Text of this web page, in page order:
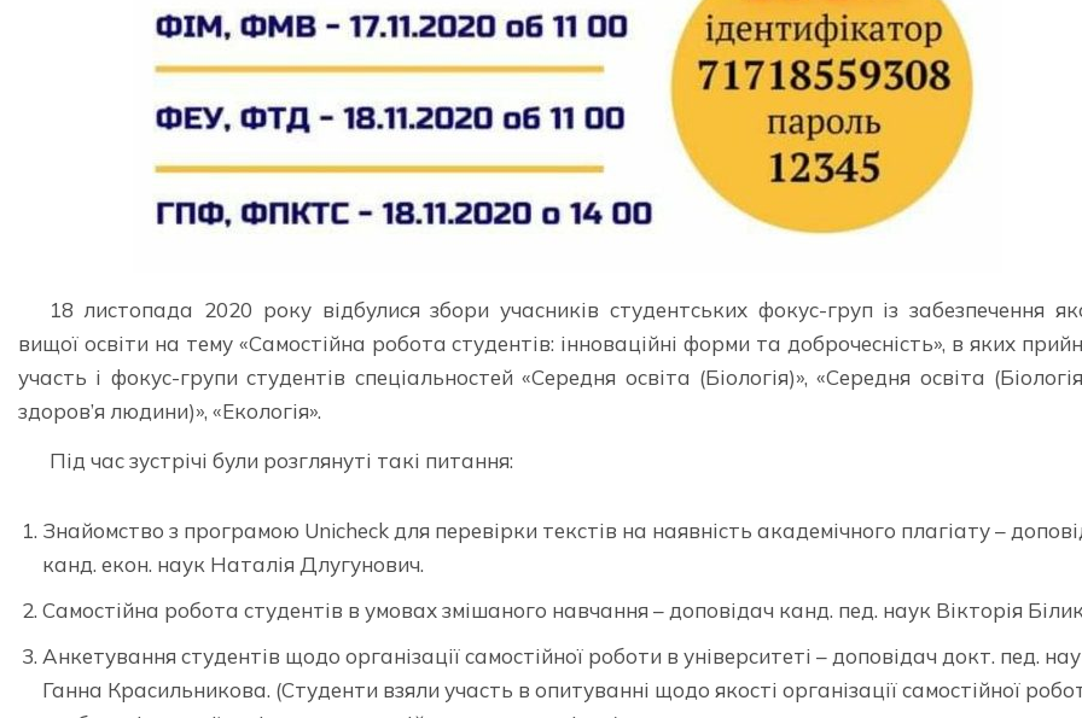
18 листопада 2020 року відбулися збори учасників студентських фокус-груп із забезпечення
вищої освіти на тему «Самостійна робота студентів: інноваційні форми та доброчесність», в яких
участь і фокус-групи студентів спеціальностей «Середня освіта (Біологія)», «Середня освіта
здоров’я людини)», «Екологія».
Під час зустрічі були розглянуті такі питання:
Знайомство з програмою Unicheck для перевірки текстів на наявність академічного плагіату –
канд. екон. наук Наталія Длугунович.
Самостійна робота студентів в умовах змішаного навчання – доповідач канд. пед. наук Вікторія
Анкетування студентів щодо організації самостійної роботи в університеті – доповідач докт. пед.
Ганна Красильникова. (Студенти взяли участь в опитуванні щодо якості організації самостійної